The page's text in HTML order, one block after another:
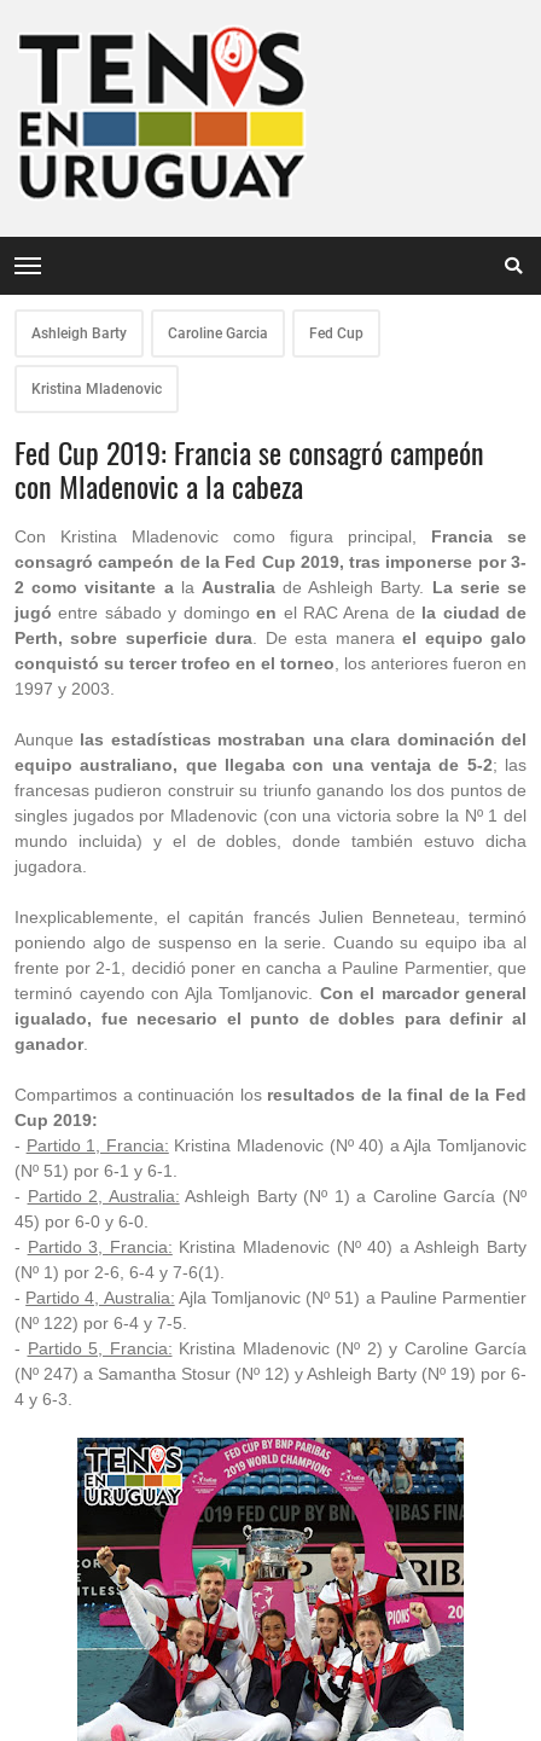
Ashleigh Barty Caroline Garcia Fed Cup
Kristina Mladenovic
Fed Cup 2019: Francia se consagró campeón
con Mladenovic a la cabeza
Con Kristina Mladenovic como figura principal, Francia se
consagró campeón de la Fed Cup 2019, tras imponerse por 3-
2 como visitante ala Australiade Ashleigh Barty. La serie se
jugó entre sábado y domingoen el RAC Arena de la ciudad de
Perth, sobre superficie dura . De esta manerael equipo galo
conquistó su tercer trofeo en el torneo , los anteriores fueron en
1997 y 2003.
Aunque las estadísticas mostraban una clara dominación del
equipo australiano, que llegaba con una ventaja de 5-2; las
francesas pudieron construir su triunfo ganando los dos puntos de
singles jugados por Mladenovic (con una victoria sobre la Nº 1 del
mundo incluida) y el de dobles, donde también estuvo dicha
jugadora.
Inexplicablemente, el capitán francés Julien Benneteau, terminó
poniendo algo de suspenso en la serie. Cuando su equipo iba al
frente por 2-1, decidió poner en cancha a Pauline Parmentier, que
terminó cayendo con Ajla Tomljanovic. Con el marcador general
igualado, fue necesario el punto de dobles para definir al
ganador.
Compartimos a continuación los resultados de la final de la Fed
Cup 2019:
- Partido 1, Francia: Kristina Mladenovic (Nº 40) a Ajla Tomljanovic
(Nº 51) por 6-1 y 6-1.
- Partido 2, Australia: Ashleigh Barty (Nº 1) a Caroline García (Nº
45) por 6-0 y 6-0.
- Partido 3, Francia: Kristina Mladenovic (Nº 40) a Ashleigh Barty
(Nº 1) por 2-6, 6-4 y 7-6(1).
- Partido 4, Australia: Ajla Tomljanovic (Nº 51) a Pauline Parmentier
(Nº 122) por 6-4 y 7-5.
- Partido 5, Francia: Kristina Mladenovic (Nº 2) y Caroline García
(Nº 247) a Samantha Stosur (Nº 12) y Ashleigh Barty (Nº 19) por 6-
4 y 6-3.